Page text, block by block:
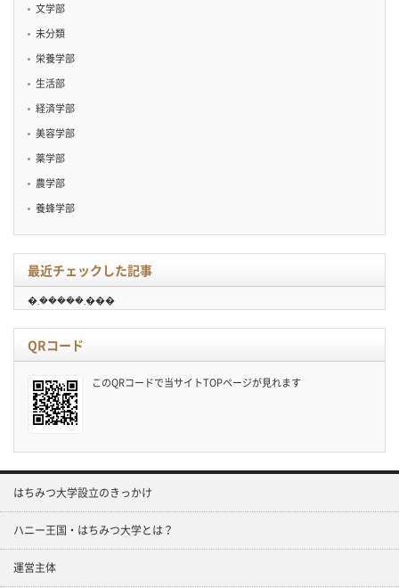
文学部
未分類
栄養学部
生活部
経済学部
美容学部
薬学部
農学部
養蜂学部
最近チェックした記事
�܂�����܂���
QRコード
このQRコードで当サイトTOPページが見れます
はちみつ大学設立のきっかけ
ハニー王国・はちみつ大学とは？
運営主体